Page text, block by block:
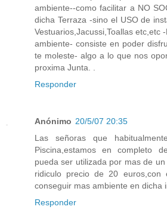
ambiente--como facilitar a NO
dicha Terraza -sino el USO de
Vestuarios,Jacussi,Toallas etc,etc
ambiente- consiste en poder
te moleste- algo a lo que nos
proxima Junta. .
Responder
Anónimo 20/5/07 20:35
Las señoras que
Piscina,estamos en completo
pueda ser utilizada por mas de
ridiculo precio de 20 euros,con
conseguir mas ambiente en dicha
Responder